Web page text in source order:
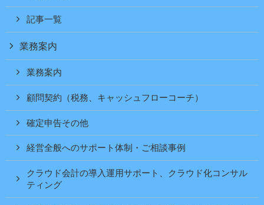
記事一覧
業務案内
業務案内
顧問契約（税務、キャッシュフローコーチ）
確定申告その他
経営全般へのサポート体制・ご相談事例
クラウド会計の導入運用サポート、クラウド化コンサル
ティング